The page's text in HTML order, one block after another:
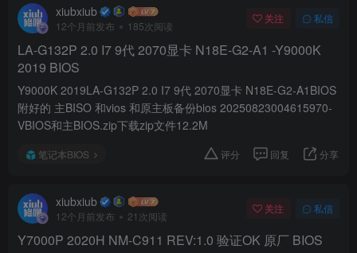
xiubxiub
12个月前发布 185次阅读
关注 私信
LA-G132P 2.0 I7 9代 2070显卡 N18E-G2-A1 -Y9000K
2019 BIOS
Y9000K 2019LA-G132P 2.0 I7 9代 2070显卡 N18E-G2-A1BIOS
附好的 主BISO 和vios 和原主板备份bios 20250823004615970-
VBIOS和主BIOS.zip下载zip文件12.2M
笔记本BIOS 评分 回复 分享
xiubxiub
12个月前发布 21次阅读
关注 私信
Y7000P 2020H NM-C911 REV:1.0 验证OK 原厂 BIOS